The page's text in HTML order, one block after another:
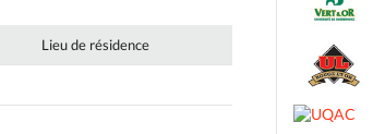
Lieu de résidence